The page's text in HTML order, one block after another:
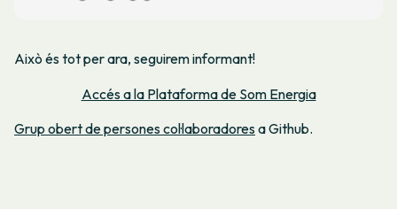
Això és tot per ara, seguirem informant!
Accés a la Plataforma de Som Energia
Grup obert de persones col·laboradoresaGithub.